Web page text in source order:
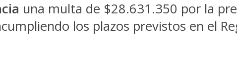
una multa de $28.631.350 por la
los plazos previstos en el